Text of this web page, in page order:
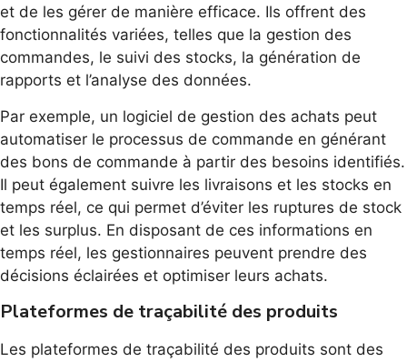
et de les gérer de manière efficace. Ils offrent des
fonctionnalités variées, telles que la gestion des
commandes, le suivi des stocks, la génération de
rapports et l’analyse des données.
Par exemple, un logiciel de gestion des achats peut
automatiser le processus de commande en générant
des bons de commande à partir des besoins identifiés.
Il peut également suivre les livraisons et les stocks en
temps réel, ce qui permet d’éviter les ruptures de stock
et les surplus. En disposant de ces informations en
temps réel, les gestionnaires peuvent prendre des
décisions éclairées et optimiser leurs achats.
Plateformes de traçabilité des produits
Les plateformes de traçabilité des produits sont des